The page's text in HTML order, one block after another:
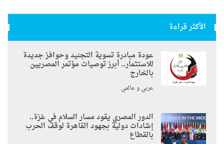
الأكثر قراءة
عودة مبادرة تسوية التجنيد وحوافز جديدة
للاستثمار.. أبرز توصيات مؤتمر المصريين
بالخارج
عربي و عالمي
الدور المصري يقود مسار السلام في غزة..
إشادات دولية بجهود القاهرة لوقف الحرب
بالقطاع